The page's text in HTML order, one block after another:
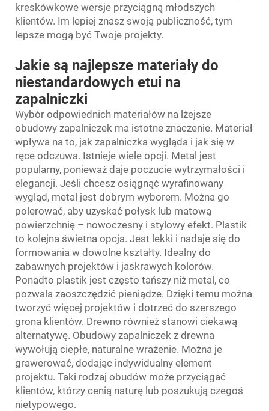
kreskówkowe wersje przyciągną młodszych
klientów. Im lepiej znasz swoją publiczność, tym
lepsze mogą być Twoje projekty.
Jakie są najlepsze materiały do
niestandardowych etui na
zapalniczki
Wybór odpowiednich materiałów na lżejsze
obudowy zapalniczek ma istotne znaczenie. Materiał
wpływa na to, jak zapalniczka wygląda i jak się w
ręce odczuwa. Istnieje wiele opcji. Metal jest
popularny, ponieważ daje poczucie wytrzymałości i
elegancji. Jeśli chcesz osiągnąć wyrafinowany
wygląd, metal jest dobrym wyborem. Można go
polerować, aby uzyskać połysk lub matową
powierzchnię – nowoczesny i stylowy efekt. Plastik
to kolejna świetna opcja. Jest lekki i nadaje się do
formowania w dowolne kształty. Idealny do
zabawnych projektów i jaskrawych kolorów.
Ponadto plastik jest często tańszy niż metal, co
pozwala zaoszczędzić pieniądze. Dzięki temu można
tworzyć więcej projektów i dotrzeć do szerszego
grona klientów. Drewno również stanowi ciekawą
alternatywę. Obudowy zapalniczek z drewna
wywołują ciepłe, naturalne wrażenie. Można je
grawerować, dodając indywidualny element
projektu. Taki rodzaj obudów może przyciągać
klientów, którzy cenią naturę lub poszukują czegoś
nietypowego.